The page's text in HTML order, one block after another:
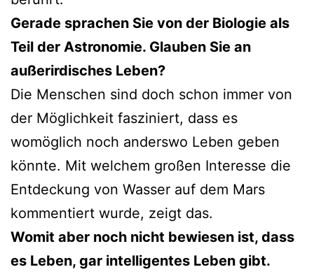
Gerade sprachen Sie von der Biologie als
Teil der Astronomie. Glauben Sie an
außerirdisches Leben?
Die Menschen sind doch schon immer von
der Möglichkeit fasziniert, dass es
womöglich noch anderswo Leben geben
könnte. Mit welchem großen Interesse die
Entdeckung von Wasser auf dem Mars
kommentiert wurde, zeigt das.
Womit aber noch nicht bewiesen ist, dass
es Leben, gar intelligentes Leben gibt.